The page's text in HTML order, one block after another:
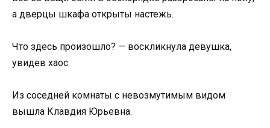
а дверцы шкафа открыты настежь.
Что здесь произошло? — воскликнула девушка,
увидев хаос.
Из соседней комнаты с невозмутимым видом
вышла Клавдия Юрьевна.